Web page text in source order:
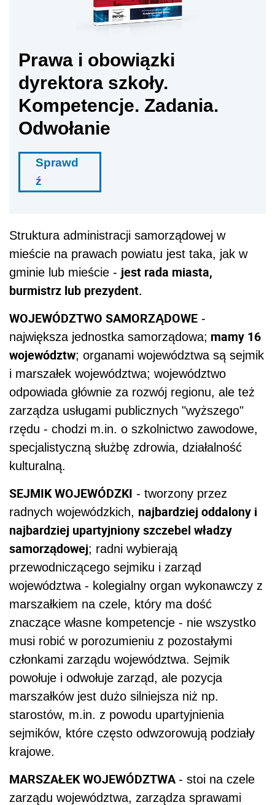
Prawa i obowiązki
dyrektora szkoły.
Kompetencje. Zadania.
Odwołanie
Sprawd
ź
Struktura administracji samorządowej w
mieście na prawach powiatu jest taka, jak w
gminie lub mieście - jest rada miasta,
burmistrz lub prezydent.
WOJEWÓDZTWO SAMORZĄDOWE -
największa jednostka samorządowa; mamy 16
województw; organami województwa są sejmik
i marszałek województwa; województwo
odpowiada głównie za rozwój regionu, ale też
zarządza usługami publicznych "wyższego"
rzędu - chodzi m.in. o szkolnictwo zawodowe,
specjalistyczną służbę zdrowia, działalność
kulturalną.
SEJMIK WOJEWÓDZKI - tworzony przez
radnych wojewódzkich, najbardziej oddalony i
najbardziej upartyjniony szczebel władzy
samorządowej; radni wybierają
przewodniczącego sejmiku i zarząd
województwa - kolegialny organ wykonawczy z
marszałkiem na czele, który ma dość
znaczące własne kompetencje - nie wszystko
musi robić w porozumieniu z pozostałymi
członkami zarządu województwa. Sejmik
powołuje i odwołuje zarząd, ale pozycja
marszałków jest dużo silniejsza niż np.
starostów, m.in. z powodu upartyjnienia
sejmików, które często odwzorowują podziały
krajowe.
MARSZAŁEK WOJEWÓDZTWA - stoi na czele
zarządu województwa, zarządza sprawami